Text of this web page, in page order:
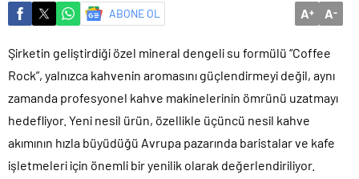
ABONE OL A+ A-
Şirketin geliştirdiği özel mineral dengeli su formülü “Coffee
Rock”, yalnızca kahvenin aromasını güçlendirmeyi değil, aynı
zamanda profesyonel kahve makinelerinin ömrünü uzatmayı
hedefliyor. Yeni nesil ürün, özellikle üçüncü nesil kahve
akımının hızla büyüdüğü Avrupa pazarında baristalar ve kafe
işletmeleri için önemli bir yenilik olarak değerlendiriliyor.